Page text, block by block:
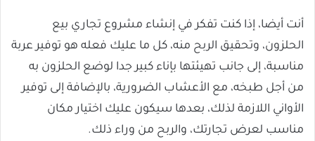
أنت أيضا، إذا كنت تفكر في إنشاء مشروع تجاري بيع
الحلزون، وتحقيق الربح منه، كل ما عليك فعله هو توفير عربة
مناسبة، إلى جانب تهيئتها بإناء كبير جدا لوضع الحلزون به
من أجل طبخه، مع الأعشاب الضرورية، بالإضافة إلى توفير
الأواني اللازمة لذلك، بعدها سيكون عليك اختيار مكان
مناسب لعرض تجارتك، والربح من وراء ذلك.